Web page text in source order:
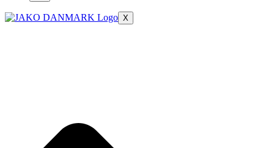
X